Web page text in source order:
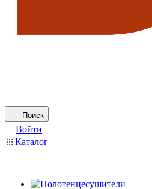
Поиск
Войти
Каталог